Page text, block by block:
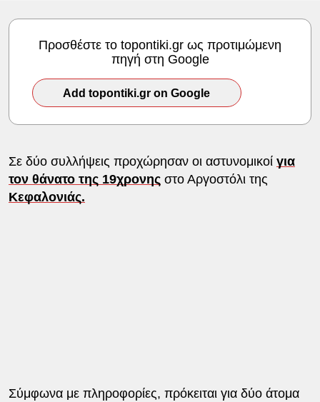
Προσθέστε το topontiki.gr ως προτιμώμενη
πηγή στη Google
Add topontiki.gr on Google
Σε δύο συλλήψεις προχώρησαν οι αστυνομικοί για
τον θάνατο της 19χρονηςστο Αργοστόλι της
Κεφαλονιάς.
Σύμφωνα με πληροφορίες, πρόκειται για δύο άτομα